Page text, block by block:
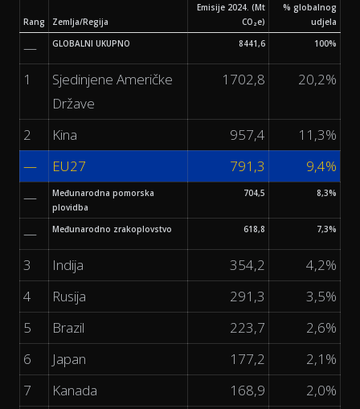
Rang Zemlja/Regija
Emisije 2024. (Mt
CO₂e)
% globalnog
udjela
— GLOBALNI UKUPNO 8441,6 100%
1
Sjedinjene Američke
Države
1702,8 20,2%
2 Kina 957,4
11,3%
—
EU27 791,3
9,4%
—
Međunarodna pomorska
plovidba
704,5 8,3%
— Međunarodno zrakoplovstvo 618,8 7,3%
3 Indija 354,2
4,2%
4
Rusija 291,3
3,5%
5
Brazil 223,7
2,6%
6
Japan 177,2
2,1%
7
Kanada 168,9
2,0%